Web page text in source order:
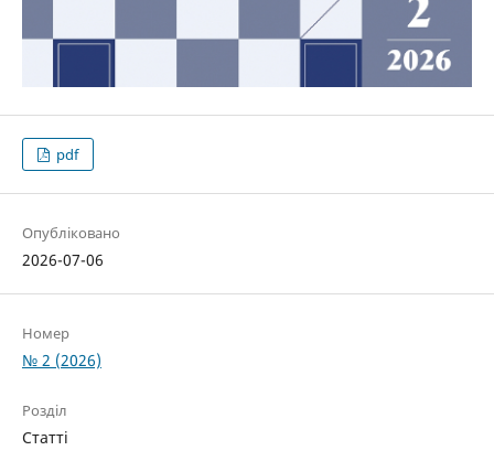
pdf
Опубліковано
2026-07-06
Номер
№ 2 (2026)
Розділ
Статті